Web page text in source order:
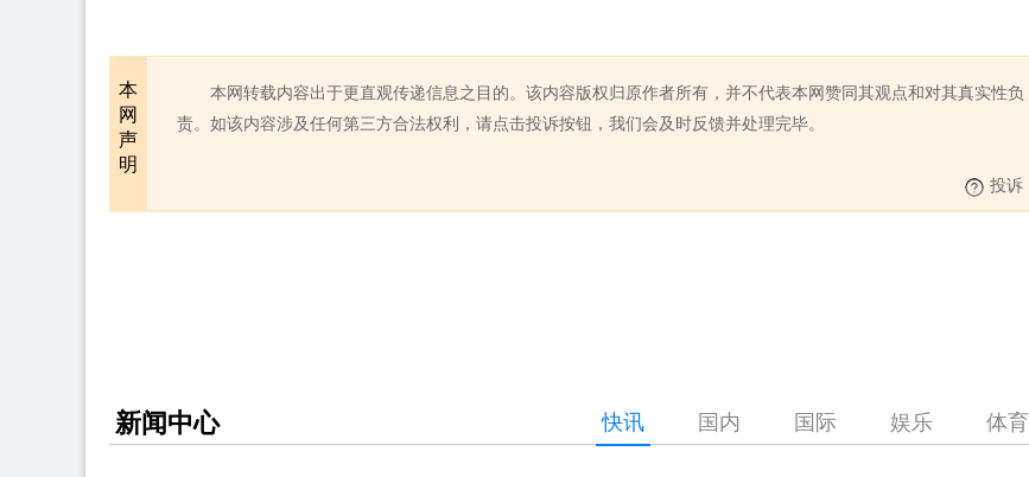
本
网
声
明
本网转载内容出于更直观传递信息之目的。该内容版权归原作者所有，并不代表本网赞同其观点和对其真实性负
责。如该内容涉及任何第三方合法权利，请点击投诉按钮，我们会及时反馈并处理完毕。
投诉
新闻中心 快讯 国内 国际 娱乐 体育